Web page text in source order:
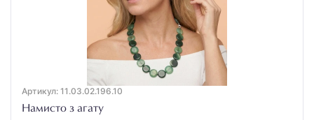
Артикул: 11.03.02.196.10
Намисто з агату